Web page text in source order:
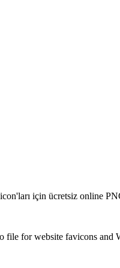
için ücretsiz online
file for website favicons